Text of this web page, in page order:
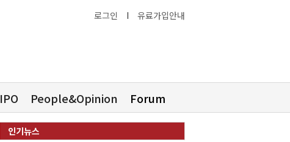
로그인 I 유료가입안내
IPO People&Opinion Forum